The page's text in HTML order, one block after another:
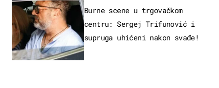
Burne scene u trgovačkom
centru: Sergej Trifunović i
supruga uhićeni nakon svađe!